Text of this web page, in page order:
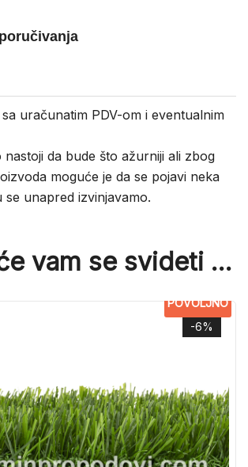
uračunatim PDV-om i eventualnim
da bude što ažurniji ali zbog
moguće je da se pojavi neka
se unapred izvinjavamo.
vam se svideti …
-6%
POVOLJNO